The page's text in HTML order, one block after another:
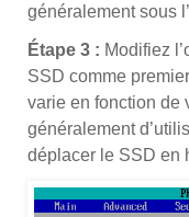
généralement sous
Étape 3 : Modifiez
SSD comme
varie en fonction de
généralement
déplacer le SSD en